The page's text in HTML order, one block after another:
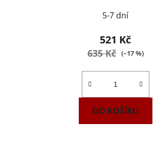
5-7 dní
521 Kč
635 Kč (–17 %)
DO KOŠÍKU